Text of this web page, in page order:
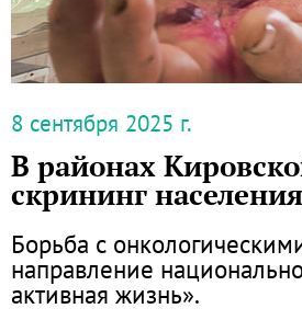
8 сентября 2025 г.
В районах
скрининг
Борьба с
направление
активная жизнь».